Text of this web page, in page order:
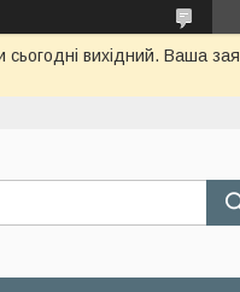
вихідний. Ваша